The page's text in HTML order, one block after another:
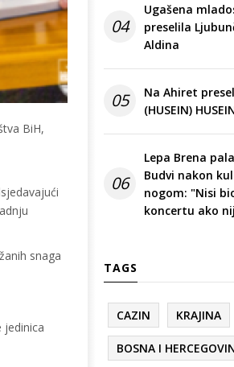
BiH,
snaga
jedinica
04
Ugašena
preselila
Aldina
05
Na Ahiret
(HUSEIN)
06
Lepa Brena
Budvi nakon
nogom: "Nisi
koncertu ako
TAGS
CAZIN KRAJINA
BOSNA I